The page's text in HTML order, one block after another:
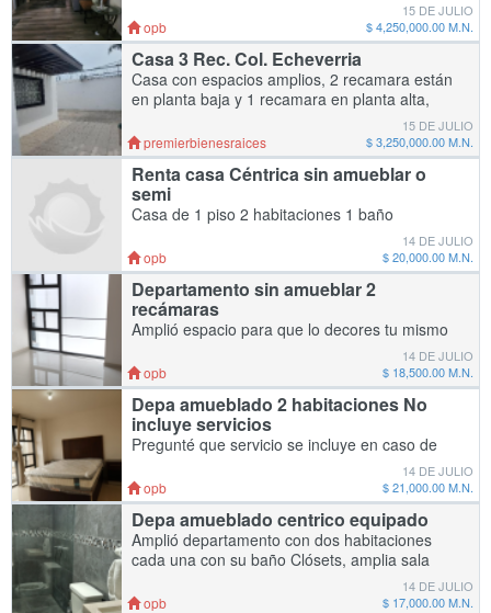
estacionamiento Precio $4,250.000m.n. Zona
centro Más información 6461851699
6462108861 Libre d
opb
15 DE JULIO
$ 4,250,000.00 M.N.
Casa 3 Rec. Col. Echeverria
Casa con espacios amplios, 2 recamara están
en planta baja y 1 recamara en planta alta,
cuenta con tres baños con regadera, patio
totalmente encementado, rejas en puertas y
venta
premierbienesraices
15 DE JULIO
$ 3,250,000.00 M.N.
Renta casa Céntrica sin amueblar o
semi
Casa de 1 piso 2 habitaciones 1 baño
completo 1 estacionamiento Renta minima 6
meses ( La casa está en venta, y se debe
dejar mostrar) No incluye servicios Depósito
de
opb
14 DE JULIO
$ 20,000.00 M.N.
Departamento sin amueblar 2
recámaras
Amplió espacio para que lo decores tu mismo
Cuenta con cocina integral incluye parrilla
empotrada y campana Un cajón de
estacionamiento 2 do piso Llame para
agendar cita
opb
14 DE JULIO
$ 18,500.00 M.N.
Depa amueblado 2 habitaciones No
incluye servicios
Pregunté que servicio se incluye en caso de
rentar x día o semana. Contratos de 6 meses
en adelante no incluye servicios!!
Completamente equipado. Solo para disfrutar
la zona
opb
14 DE JULIO
$ 21,000.00 M.N.
Depa amueblado centrico equipado
Amplió departamento con dos habitaciones
cada una con su baño Clósets, amplia sala
con comedor y cocina integral con península y
equipada. Cuarto de lavandería, boiler con c
opb
14 DE JULIO
$ 17,000.00 M.N.